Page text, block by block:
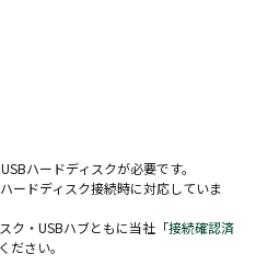
ハードディスクが必要です。
ードディスク接続時に対応していま
ク・USBハブともに当社「接続確認済
ださい。